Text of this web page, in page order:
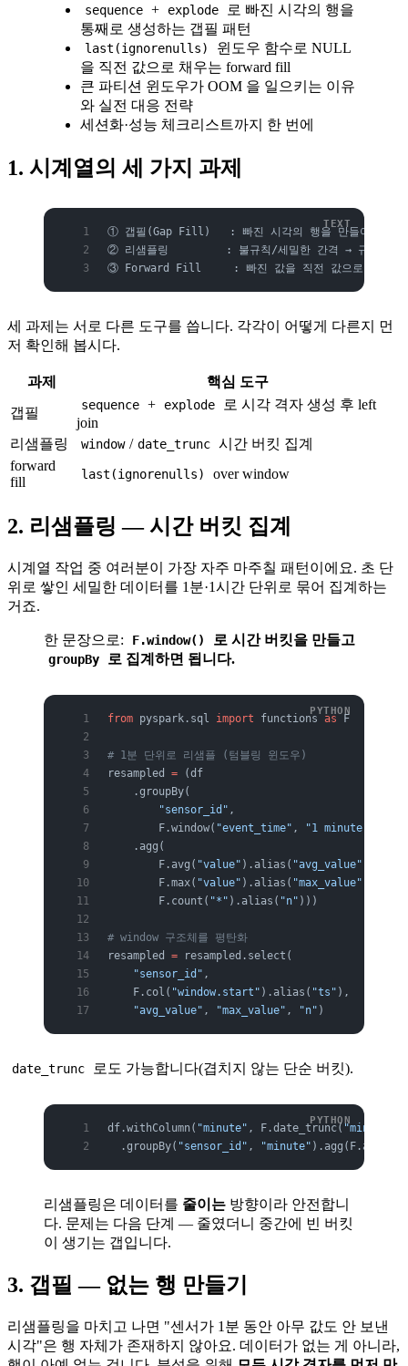
sequence + explode
로 빠진 시각의 행을
통째로 생성하는 갭필 패턴
last(ignorenulls)
윈도우 함수로 NULL
을 직전 값으로 채우는 forward fill
큰 파티션 윈도우가 OOM 을 일으키는 이유
와 실전 대응 전략
세션화·성능 체크리스트까지 한 번에
1. 시계열의 세 가지 과제
① 갭필(Gap Fill)   : 빠진 시각의 행을 만들어 채우
② 리샘플링         : 불규칙/세밀한 간격 → 규칙적 간
③ Forward Fill     : 빠진 값을 직전 값으로 채우기
세 과제는 서로 다른 도구를 씁니다. 각각이 어떻게 다른지 먼
저 확인해 봅시다.
과제
핵심 도구
갭필
sequence + explode
로 시각 격자 생성 후 left
join
리샘플링
window / date_trunc 시간 버킷 집계
forward
fill
last(ignorenulls) over window
2. 리샘플링 — 시간 버킷 집계
시계열 작업 중 여러분이 가장 자주 마주칠 패턴이에요. 초 단
위로 쌓인 세밀한 데이터를 1분·1시간 단위로 묶어 집계하는
거죠.
한 문장으로: F.window() 로 시간 버킷을 만들고
groupBy 로 집계하면 됩니다.
from pyspark.sql import functions as F
# 1분 단위로 리샘플 (텀블링 윈도우)
resampled = (df
    .groupBy(
        "sensor_id"
,
        F.window(
"event_time" , "1 minute"
    .agg(
        F.avg(
"value" ).alias( "avg_value"
        F.max(
"value" ).alias( "max_value"
        F.count(
"*" ).alias( "n" )))
# window 구조체를 평탄화
resampled = resampled.select(
    "sensor_id"
,
    F.col(
"window.start" ).alias( "ts" ),
    "avg_value"
, "max_value" , "n" )
date_trunc 로도 가능합니다(겹치지 않는 단순 버킷).
df.withColumn( "minute" , F.date_trunc( "minute"
  .groupBy(
"sensor_id" , "minute" ).agg(F.avg(
리샘플링은 데이터를 줄이는 방향이라 안전합니
다. 문제는 다음 단계 — 줄였더니 중간에 빈 버킷
이 생기는 갭입니다.
3. 갭필 — 없는 행 만들기
리샘플링을 마치고 나면 "센서가 1분 동안 아무 값도 안 보낸
시각"은 행 자체가 존재하지 않아요. 데이터가 없는 게 아니라,